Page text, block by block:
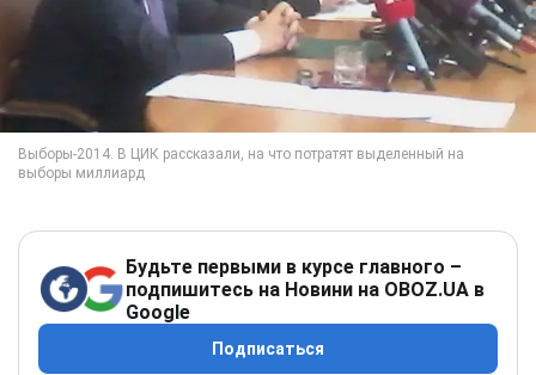
Будьте первыми в курсе главного –
подпишитесь на Новини на OBOZ.UA в
Google
Подписаться